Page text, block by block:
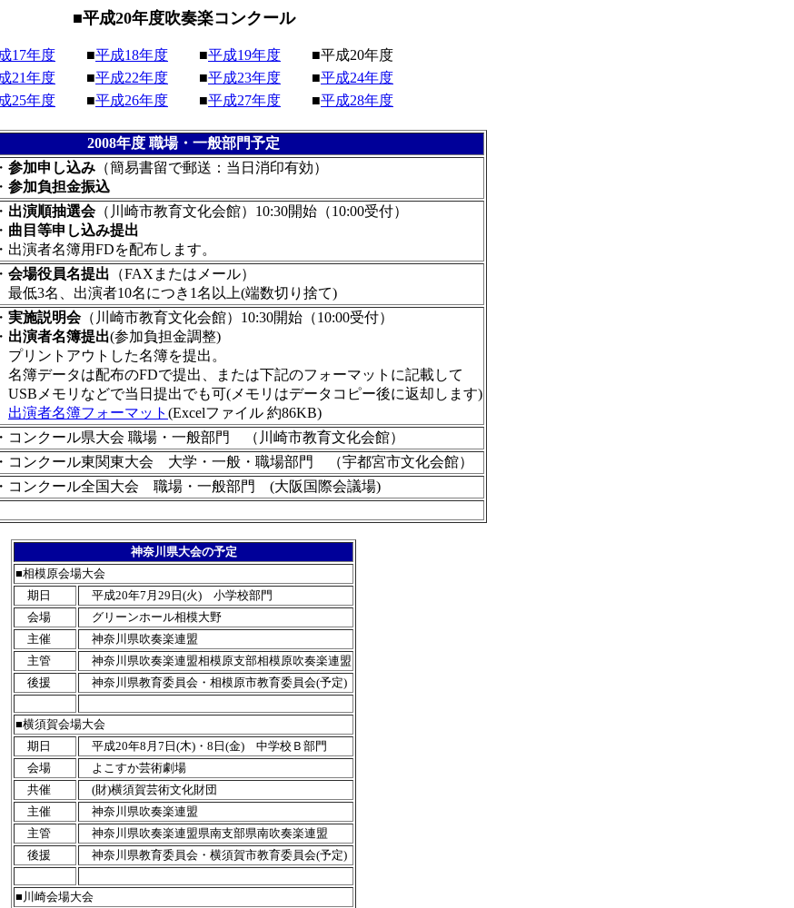
■平成20年度吹奏楽コンクール
17年度 ■平成18年度 ■平成19年度
■平成20年度
21年度 ■平成22年度 ■平成23年度 ■平成24年度
25年度 ■平成26年度 ■平成27年度 ■平成28年度
2008年度 職場・一般部門予定
・ 参加申し込み （簡易書留で郵送：当日消印有効）
・ 参加負担金振込
・ 出演順抽選会（川崎市教育文化会館）10:30開始（10:00受付）
・ 曲目等申し込み提出
・出演者名簿用FDを配布します。
・ 会場役員名提出 （FAXまたはメール）
最低3名、出演者10名につき1名以上(端数切り捨て)
・ 実施説明会（川崎市教育文化会館）10:30開始（10:00受付）
・ 出演者名簿提出(参加負担金調整)
プリントアウトした名簿を提出。
名簿データは配布のFDで提出、または下記のフォーマットに記載して
USBメモリなどで当日提出でも可(メモリはデータコピー後に返却します)
出演者名簿フォーマット (Excelファイル 約86KB)
・コンクール県大会 職場・一般部門 （川崎市教育文化会館）
・コンクール東関東大会 大学・一般・職場部門 （宇都宮市文化会館）
・コンクール全国大会 職場・一般部門 (大阪国際会議場)
神奈川県大会の予定
■相模原会場大会
期日
平成20年7月29日(火) 小学校部門
会場
グリーンホール相模大野
主催
神奈川県吹奏楽連盟
主管
神奈川県吹奏楽連盟相模原支部相模原吹奏楽連盟
後援
神奈川県教育委員会・相模原市教育委員会(予定)
■横須賀会場大会
期日
平成20年8月7日(木)・8日(金) 中学校Ｂ部門
会場
よこすか芸術劇場
共催
(財)横須賀芸術文化財団
主催
神奈川県吹奏楽連盟
主管
神奈川県吹奏楽連盟県南支部県南吹奏楽連盟
後援
神奈川県教育委員会・横須賀市教育委員会(予定)
■川崎会場大会